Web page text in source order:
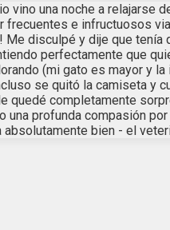
vino una noche a
e infructuosos
Me disculpé y dije que
perfectamente que
(mi gato es mayor y
se quitó la camiseta y
quedé completamente
una profunda compasión
bien - el